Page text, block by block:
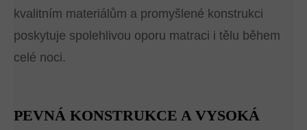
kvalitním materiálům a promyšlené konstrukci
poskytuje spolehlivou oporu matraci i tělu během
celé noci.
PEVNÁ KONSTRUKCE A VYSOKÁ